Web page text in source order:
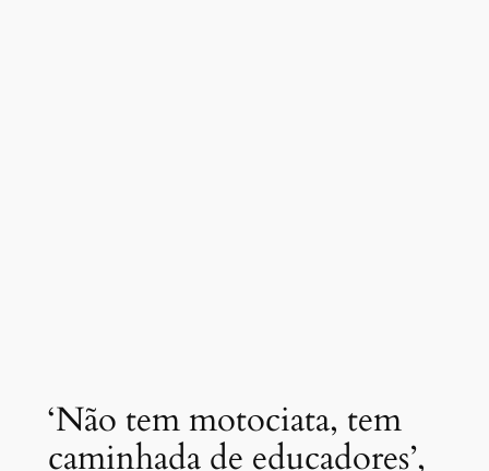
‘Não tem motociata, tem
caminhada de educadores’,